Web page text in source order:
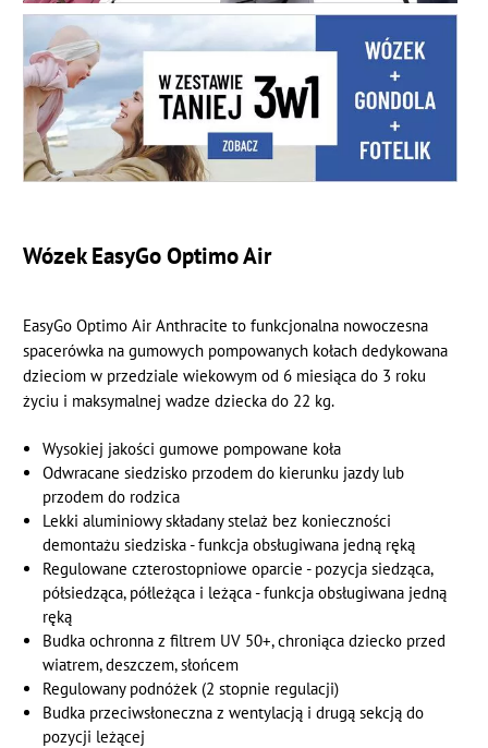
Wózek EasyGo Optimo Air
EasyGo Optimo Air Anthracite to funkcjonalna nowoczesna
spacerówka na gumowych pompowanych kołach dedykowana
dzieciom w przedziale wiekowym od 6 miesiąca do 3 roku
życiu i maksymalnej wadze dziecka do 22 kg.
Wysokiej jakości gumowe pompowane koła
Odwracane siedzisko przodem do kierunku jazdy lub
przodem do rodzica
Lekki aluminiowy składany stelaż bez konieczności
demontażu siedziska - funkcja obsługiwana jedną ręką
Regulowane czterostopniowe oparcie - pozycja siedząca,
półsiedząca, półleżąca i leżąca - funkcja obsługiwana jedną
ręką
Budka ochronna z filtrem UV 50+, chroniąca dziecko przed
wiatrem, deszczem, słońcem
Regulowany podnóżek (2 stopnie regulacji)
Budka przeciwsłoneczna z wentylacją i drugą sekcją do
pozycji leżącej